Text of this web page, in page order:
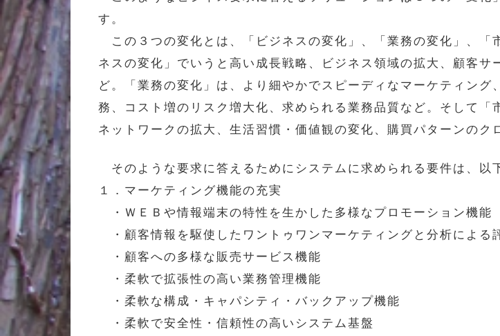
す。
この３つの変化とは、「ビジネスの変化」、「業務の変化」、「
ネスの変化」でいうと高い成長戦略、ビジネス領域の拡大、顧客
ど。「業務の変化」は、より細やかでスピーディなマーケティン
務、コスト増のリスク増大化、求められる業務品質など。そして
ネットワークの拡大、生活習慣・価値観の変化、購買パターンのク
そのような要求に答えるためにシステムに求められる要件は、以
１．マーケティング機能の充実
・ＷＥＢや情報端末の特性を生かした多様なプロモーション機能
・顧客情報を駆使したワントゥワンマーケティングと分析による
・顧客への多様な販売サービス機能
・柔軟で拡張性の高い業務管理機能
・柔軟な構成・キャパシティ・バックアップ機能
・柔軟で安全性・信頼性の高いシステム基盤